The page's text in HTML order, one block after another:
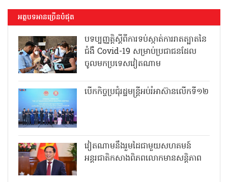
អត្ថបទអានច្រើនបំផុត
បទប្បញ្ញត្តិស្តីពីការទប់ស្កាត់ការរាតត្បាតនៃ
ជំងឺ Covid-19 សម្រាប់ប្រជាជនដែល
ចូលមកប្រទេសវៀតណាម
បើកកិច្ចប្រជុំរដ្ឋមន្ត្រីអប់រំអាស៊ានលើកទី១២
វៀតណាមនឹងរួមដៃជាមួយសហគមន៍
អន្តរជាតិកសាងពិភពលោកមានសន្តិភាព